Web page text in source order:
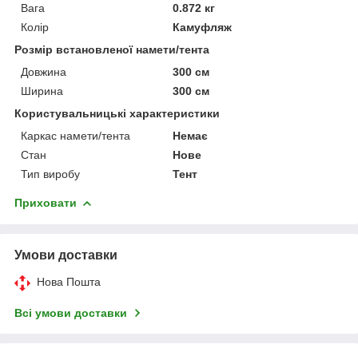
Вага
0.872 кг
Колір
Камуфляж
Розмір встановленої намети/тента
Довжина
300 см
Ширина
300 см
Користувальницькі характеристики
Каркас намети/тента
Немає
Стан
Нове
Тип виробу
Тент
Приховати
Умови доставки
Нова Пошта
Всі умови доставки